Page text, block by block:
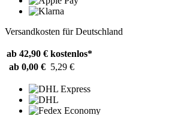
Versandkosten für Deutschland
ab 42,90 € kostenlos*
ab 0,00 € 5,29 €